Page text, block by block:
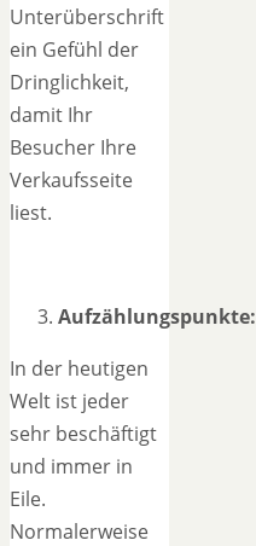
Unterüberschrift
ein Gefühl der
Dringlichkeit,
damit Ihr
Besucher Ihre
Verkaufsseite
liest.
Aufzählungspunkte:
In der heutigen
Welt ist jeder
sehr beschäftigt
und immer in
Eile.
Normalerweise